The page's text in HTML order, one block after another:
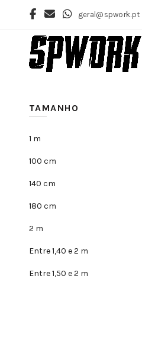
geral@spwork.pt
TAMANHO
1 m
100 cm
140 cm
180 cm
2 m
Entre 1,40 e 2 m
Entre 1,50 e 2 m